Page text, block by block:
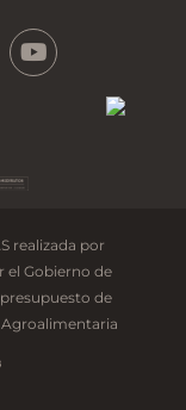
realizada por
el Gobierno de
de